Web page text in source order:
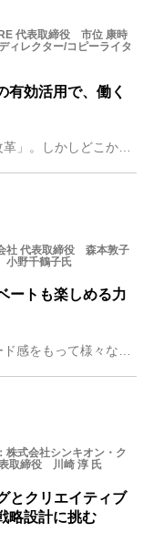
代表取締役 市位 康時
ィレクター/コピーライタ
有効活用で、働く
テレビや新聞等でよく目にする「働き方改革」。しかしどこか他人事ではないですか。特に女性は結婚、出産、家庭の事情などにより、せっかく培ったスキルを眠らせている人が
社 代表取締役 森本敦子
小野千鶴子氏
ートも楽しめる力
株式会社シンキオン・ク
取締役 川崎 淳 氏
とクリエイティブ
略設計に挑む